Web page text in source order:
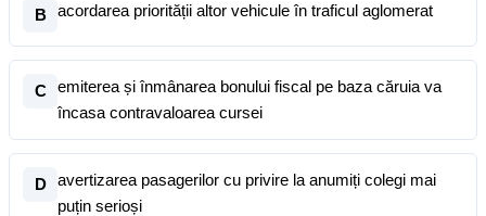
B acordarea priorității altor vehicule în traficul aglomerat
C
emiterea și înmânarea bonului fiscal pe baza căruia va
încasa contravaloarea cursei
D
avertizarea pasagerilor cu privire la anumiți colegi mai
puțin serioși